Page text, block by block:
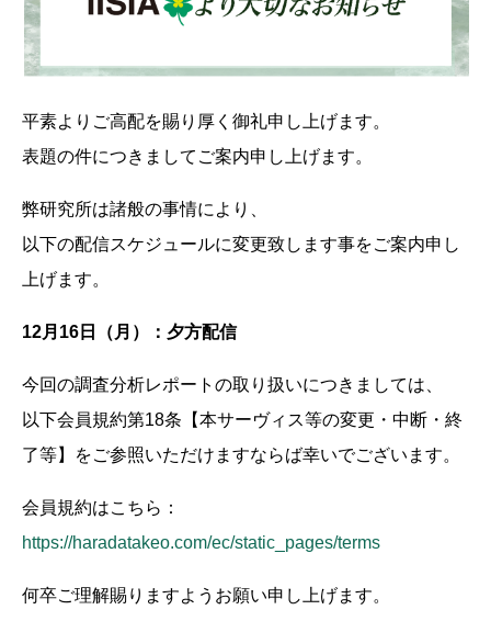
平素よりご高配を賜り厚く御礼申し上げます。
表題の件につきましてご案内申し上げます。
弊研究所は諸般の事情により、
以下の配信スケジュールに変更致します事をご案内申し
上げます。
12月16日（月）：夕方配信
今回の調査分析レポートの取り扱いにつきましては、
以下会員規約第18条【本サーヴィス等の変更・中断・終
了等】をご参照いただけますならば幸いでございます。
会員規約はこちら：
https://haradatakeo.com/ec/static_pages/terms
何卒ご理解賜りますようお願い申し上げます。